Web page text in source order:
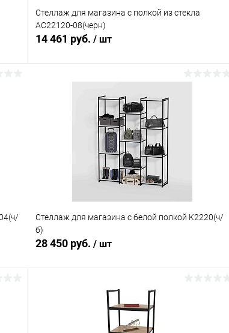
Стеллаж для магазина с полкой из стекла
AС22120-08(черн)
14 461 руб. / шт
Купить в 1 клик Сравнение
В наличии
Стеллаж для магазина с белой полкой K2220(ч/
б)
28 450 руб. / шт
В корзину